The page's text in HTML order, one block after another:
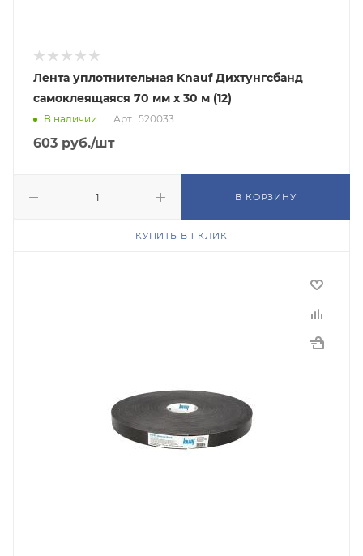
Лента уплотнительная Knauf Дихтунгсбанд
самоклеящаяся 70 мм х 30 м (12)
В наличии Арт.: 520033
603 руб./шт
В КОРЗИНУ
КУПИТЬ В 1 КЛИК